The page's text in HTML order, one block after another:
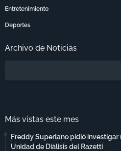
Entretenimiento
Deportes
Archivo de Noticias
Más vistas este mes
Freddy Superlano pidió
Unidad de Diálisis del Razetti